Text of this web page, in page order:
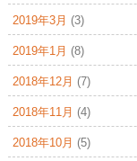
2019年3月 (3)
2019年1月 (8)
2018年12月 (7)
2018年11月 (4)
2018年10月 (5)